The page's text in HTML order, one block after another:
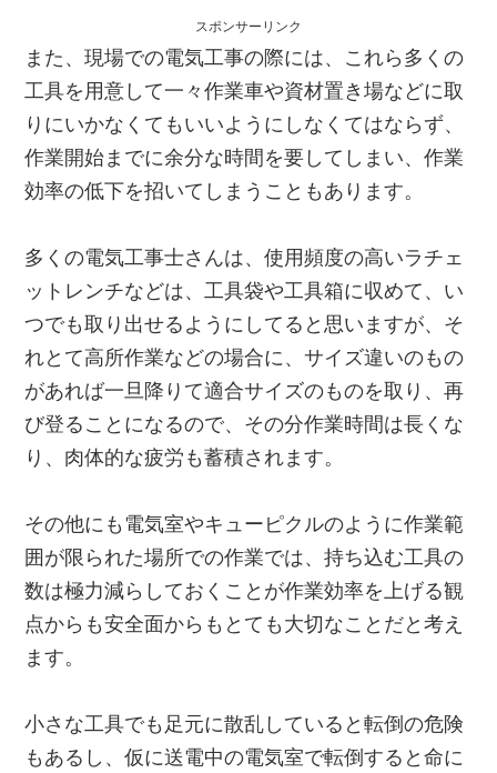
スポンサーリンク
また、現場での電気工事の際には、これら多くの
工具を用意して一々作業車や資材置き場などに取
りにいかなくてもいいようにしなくてはならず、
作業開始までに余分な時間を要してしまい、作業
効率の低下を招いてしまうこともあります。
多くの電気工事士さんは、使用頻度の高いラチェ
ットレンチなどは、工具袋や工具箱に収めて、い
つでも取り出せるようにしてると思いますが、そ
れとて高所作業などの場合に、サイズ違いのもの
があれば一旦降りて適合サイズのものを取り、再
び登ることになるので、その分作業時間は長くな
り、肉体的な疲労も蓄積されます。
その他にも電気室やキューピクルのように作業範
囲が限られた場所での作業では、持ち込む工具の
数は極力減らしておくことが作業効率を上げる観
点からも安全面からもとても大切なことだと考え
ます。
小さな工具でも足元に散乱していると転倒の危険
もあるし、仮に送電中の電気室で転倒すると命に